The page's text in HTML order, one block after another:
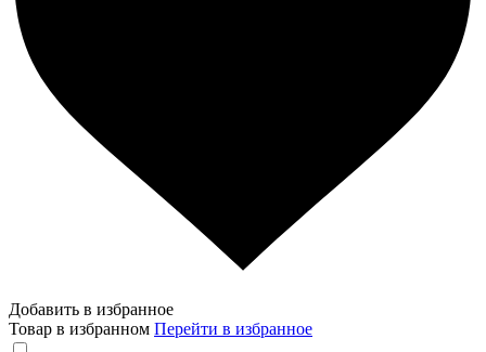
Добавить в избранное
Товар в избранном Перейти в избранное